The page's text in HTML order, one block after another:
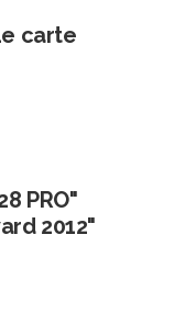
carte
PRO"
2012"